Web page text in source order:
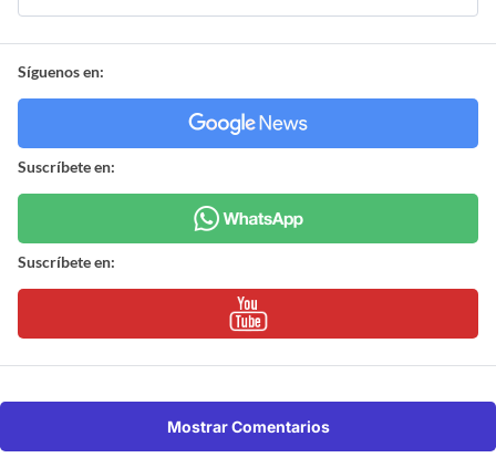
Síguenos en:
Suscríbete en:
Suscríbete en:
Mostrar Comentarios